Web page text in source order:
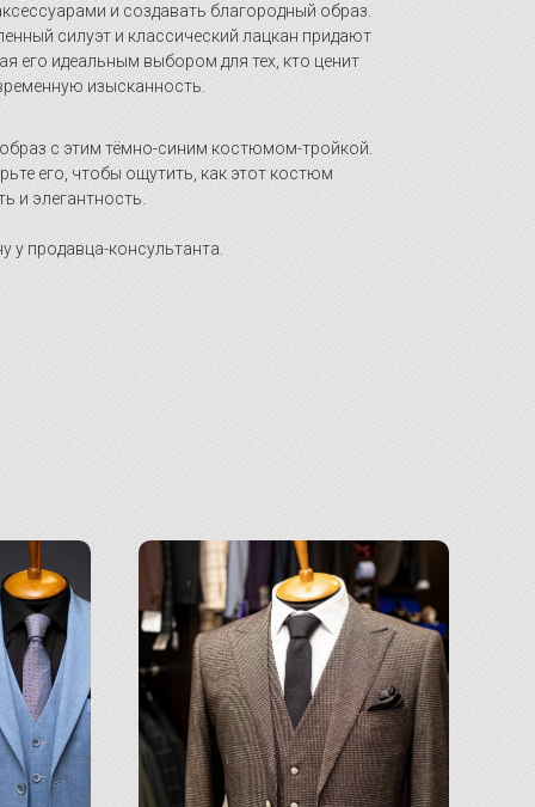
и создавать благородный образ.
силуэт и классический лацкан придают
его идеальным выбором для тех, кто ценит
изысканность.
с этим тёмно-синим костюмом-тройкой.
его, чтобы ощутить, как этот костюм
и элегантность.
у продавца-консультанта.